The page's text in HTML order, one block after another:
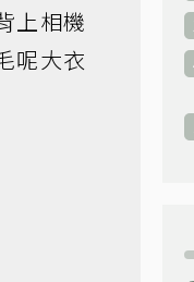
上相機
呢大衣